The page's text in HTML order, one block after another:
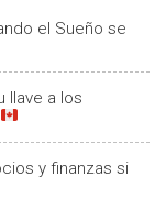
el Sueño se
llave a los
y finanzas si